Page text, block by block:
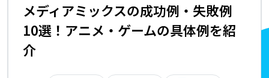
メディアミックスの成功例・失敗例
10選！アニメ・ゲームの具体例を紹
介